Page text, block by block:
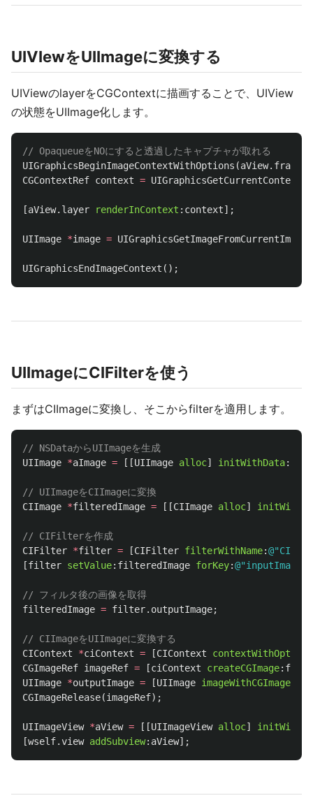
UIVIewをUIImageに変換する
UIViewのlayerをCGContextに描画することで、UIView
の状態をUIImage化します。
// OpaqueueをNOにすると透過したキャプチャが取れる
UIGraphicsBeginImageContextWithOptions (aView. frame
CGContextRef context = UIGraphicsGetCurrentContext
[aView. layer renderInContext : context];
UIImage *image =
UIGraphicsEndImageContext ();
UIImageにCIFilterを使う
まずはCIImageに変換し、そこからfilterを適用します。
// NSDataからUIImageを生成
UIImage *aImage = [[UIImage alloc] initWithData:
// UIImageをCIImageに変換
CIImage *filteredImage = [[CIImage alloc]
// CIFilterを作成
CIFilter *filter = [CIFilter filterWithName:
[filter setValue: filteredImage forKey:@"inputImage"
// フィルタ後の画像を取得
filteredImage = filter. outputImage;
// CIImageをUIImageに変換する
CIContext
*ciContext = [CIContext
contextWithOptions
CGImageRef imageRef = [ciContext createCGImage:
UIImage *outputImage = [UIImage imageWithCGImage
CGImageRelease(imageRef);
UIImageView *aView = [[UIImageView alloc]
[wself.view addSubview: aView];